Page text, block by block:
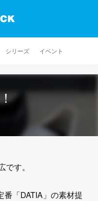
シリーズ イベント
す。
「DATIA」の素材提